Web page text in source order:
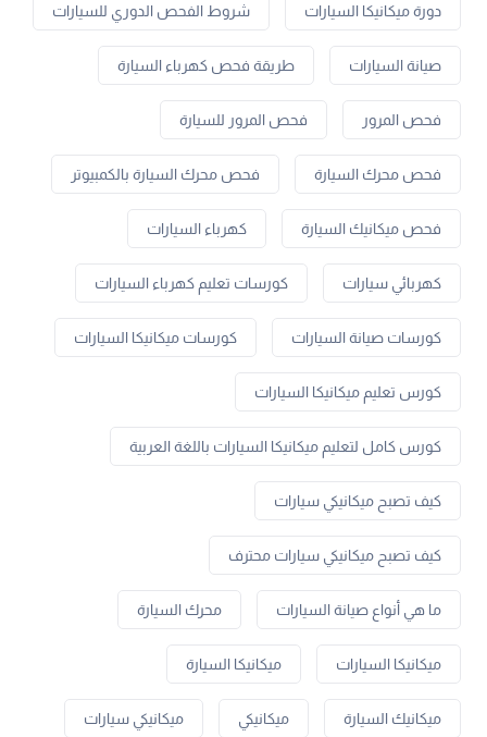
دورة ميكانيكا السيارات شروط الفحص الدوري للسيارات
صيانة السيارات طريقة فحص كهرباء السيارة
فحص المرور فحص المرور للسيارة
فحص محرك السيارة فحص محرك السيارة بالكمبيوتر
فحص ميكانيك السيارة كهرباء السيارات
كهربائي سيارات كورسات تعليم كهرباء السيارات
كورسات صيانة السيارات كورسات ميكانيكا السيارات
كورس تعليم ميكانيكا السيارات
كورس كامل لتعليم ميكانيكا السيارات باللغة العربية
كيف تصبح ميكانيكي سيارات
كيف تصبح ميكانيكي سيارات محترف
ما هي أنواع صيانة السيارات محرك السيارة
ميكانيكا السيارات ميكانيكا السيارة
ميكانيك السيارة ميكانيكي ميكانيكي سيارات